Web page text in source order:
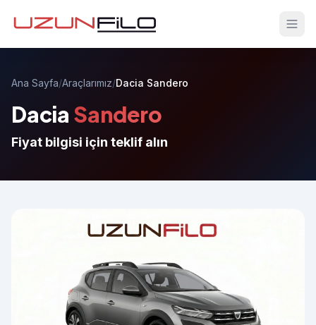
Ana Sayfa/Araçlarımız/Dacia Sandero
Dacia Sandero
Fiyat bilgisi için teklif alın